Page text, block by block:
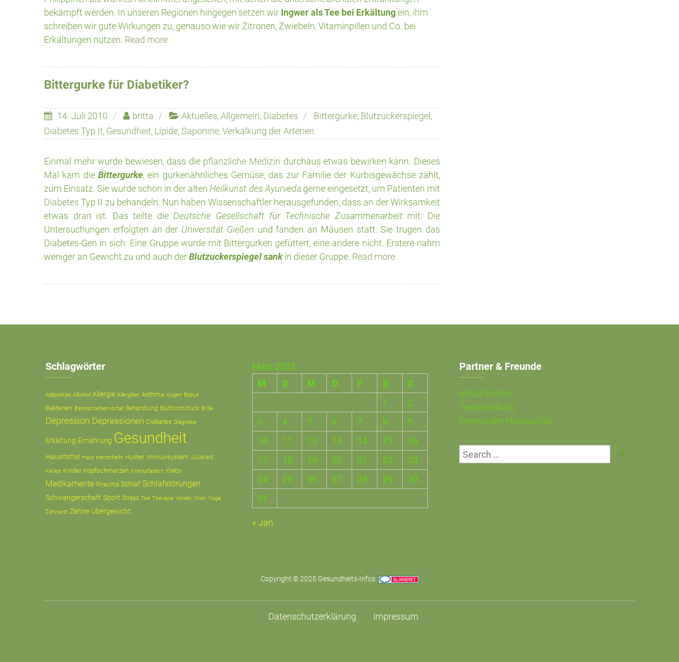
bekämpft werden. In unseren Regionen hingegen setzen wir Ingwer als Tee bei Erkältungein, ihm
schreiben wir gute Wirkungen zu, genauso wie wir Zitronen, Zwiebeln, Vitaminpillen und Co. bei
Erkältungen nutzen. Read more
Bittergurke für Diabetiker?
14. Juli 2010 britta Aktuelles,Allgemein, Diabetes Bittergurke, Blutzuckerspiegel ,
Diabetes Typ II, Gesundheit, Lipide, Saponine,Verkalkung der Arterien
Einmal mehr wurde bewiesen, dass die pflanzliche Medizin durchaus etwas bewirken kann. Dieses
Mal kam die Bittergurke, ein gurkenähnliches Gemüse, das zur Familie der Kürbisgewächse zählt,
zum Einsatz. Sie wurde schon in der alten Heilkunst des Ayurvedagerne eingesetzt, um Patienten mit
Diabetes Typ II zu behandeln. Nun haben Wissenschaftler herausgefunden, dass an der Wirksamkeit
etwas dran ist. Das teilte die Deutsche Gesellschaft für Technische Zusammenarbeitmit. Die
Untersuchungen erfolgten an der Universität Gießen und fanden an Mäusen statt. Sie trugen das
Diabetes-Gen in sich. Eine Gruppe wurde mit Bittergurken gefüttert, eine andere nicht. Erstere nahm
weniger an Gewicht zu und auch derBlutzuckerspiegel sankin dieser Gruppe. Read more
Schlagwörter
Adipositas Alkohol Allergie Allergiker Asthma Augen Babys
Bakterien Bandscheibenvorfall Behandlung Bluthochdruck Brille
Depression Depressionen Diabetes Diagnose
Erkältung Ernährung Gesundheit
Hausmittel Haut Herzinfarkt Husten Immunsystem Juckreiz
Karies Kinder Kopfschmerzen Krampfadern Krebs
Medikamente Rheuma Schlaf Schlafstörungen
Schwangerschaft Sport Stress Tee Therapie Venen Viren Yoga
Zahnarzt Zähne Übergewicht
März 2025
M
D M D F S
S
1
2
3
4 5 6 7 8
9
10
11 12 13 14 15
16
17
18 19 20 21 22
23
24
25 26 27 28 29
30
31
« Jan.
Partner & Freunde
MAuS GmbH
Texterstellung
kreisrunder Haarausfall
Copyright © 2025 Gesundheits-Infos.
Datenschutzerklärung impressum